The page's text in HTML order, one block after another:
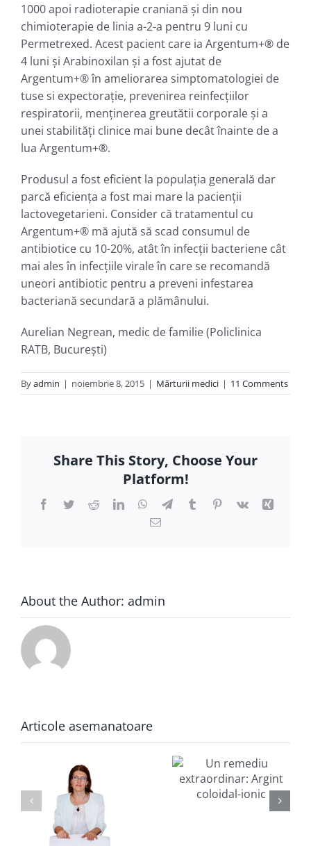
1000 apoi radioterapie craniană şi din nou
chimioterapie de linia a-2-a pentru 9 luni cu
Permetrexed. Acest pacient care ia Argentum+® de
4 luni şi Arabinoxilan şi a fost ajutat de
Argentum+® în ameliorarea simptomatologiei de
tuse si expectoraţie, prevenirea reinfecţiilor
respiratorii, menţinerea greutătii corporale şi a
unei stabilităţi clinice mai bune decât înainte de a
lua Argentum+®.
Produsul a fost eficient la populaţia generală dar
parcă eficienţa a fost mai mare la pacienţii
lactovegetarieni. Consider că tratamentul cu
Argentum+® mă ajută să scad consumul de
antibiotice cu 10-20%, atât în infecţii bacteriene cât
mai ales în infecţiile virale în care se recomandă
uneori antibiotic pentru a preveni infestarea
bacteriană secundară a plămânului.
Aurelian Negrean, medic de familie (Policlinica
RATB, Bucureşti)
Byadmin | noiembrie 8, 2015 | Mărturii medici | 11 Comments
Share This Story, Choose Your
Platform!
Facebook
TwitterRedditLinkedInWhatsApp
TelegramTumblrPinterest
Vk
Xing
E-
About the Author: admin
Articole asemanatoare
Un remediu
extraordinar:
Argint
coloidal-ionic
Am rezolvat
gripe și răceli
în 2- 3 zile,
dischinezie